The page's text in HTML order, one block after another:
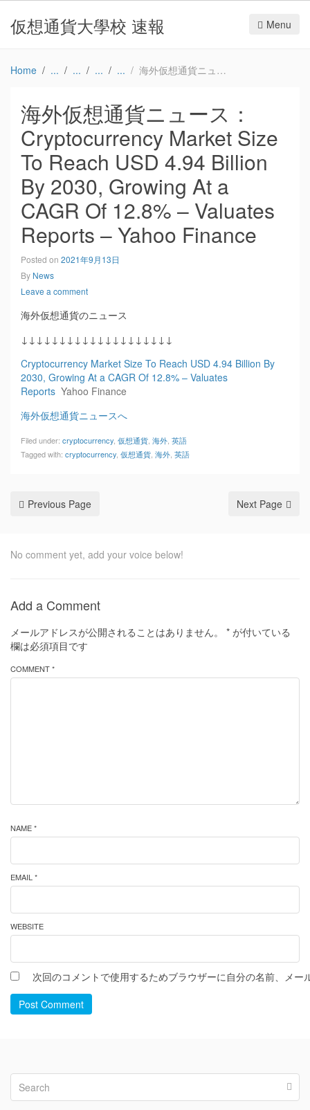
仮想通貨大學校 速報 Menu
Home 海外仮想通貨ニュース：Cryptocurrency Market Size To Reach USD 4.94 Billion By 2030, Growing At a CAGR Of 12.8% – Valuates Reports – Yahoo Finance
海外仮想通貨ニュース：
Cryptocurrency Market Size
To Reach USD 4.94 Billion
By 2030, Growing At a
CAGR Of 12.8% – Valuates
Reports – Yahoo Finance
Posted on 2021年9月13日
By News
Leave a comment
海外仮想通貨のニュース
↓↓↓↓↓↓↓↓↓↓↓↓↓↓↓↓↓↓↓↓
Cryptocurrency Market Size To Reach USD 4.94 Billion By
2030, Growing At a CAGR Of 12.8% – Valuates
Reports Yahoo Finance
海外仮想通貨ニュースへ
Filed under: cryptocurrency 仮想通貨 海外 英語
Tagged with: cryptocurrency 仮想通貨 海外 英語
Previous Page Next Page
No comment yet, add your voice below!
Add a Comment
メールアドレスが公開されることはありません。 * が付いている
欄は必須項目です
COMMENT *
NAME *
EMAIL *
WEBSITE
次回のコメントで使用するためブラウザーに自分の名前、メー
Post Comment